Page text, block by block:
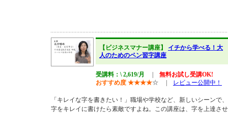
【ビジネスマナー講座】 イチから学べる！大
人のためのペン習字講座
受講料：\ 2,619/月
無料お試し受講OK!
おすすめ度 ★★★★☆ レビュー公開中！
「キレイな字を書きたい！」職場や学校など、新しいシーンで、
字をキレイに書けたら素敵ですよね。この講座は、字を上達させ